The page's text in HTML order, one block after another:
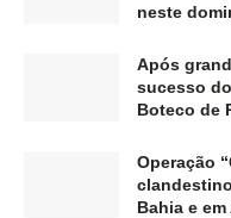
neste
Após
sucesso
Boteco de
Operação
Bahia e